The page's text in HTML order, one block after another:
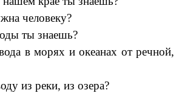
человеку?
ты знаешь?
в морях и океанах от речной,
из реки, из озера?